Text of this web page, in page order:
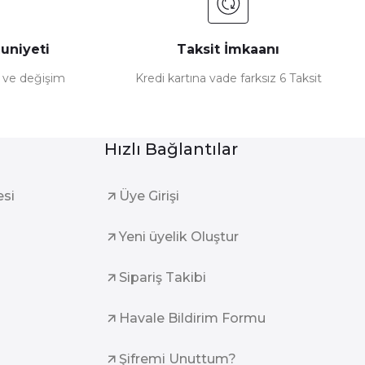
ve değişim
Taksit İmkaanı
Kredi kartına vade farksız 6 Taksit
Hızlı Bağlantılar
Üye Girişi
Yeni üyelik Oluştur
Sipariş Takibi
Havale Bildirim Formu
Şifremi Unuttum?